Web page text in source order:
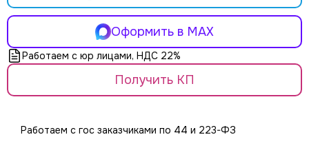
Оформить в MAX
Работаем с юр лицами, НДС 22%
Получить КП
Работаем с гос заказчиками по 44 и 223-ФЗ